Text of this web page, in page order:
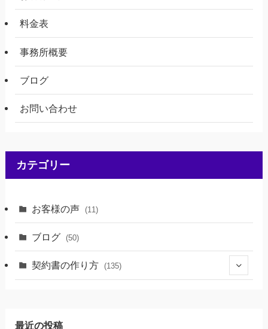
料金表
事務所概要
ブログ
お問い合わせ
カテゴリー
お客様の声 (11)
ブログ (50)
契約書の作り方 (135)
最近の投稿